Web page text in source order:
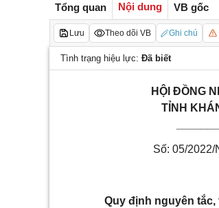
Tổng quan Nội dung VB gốc
Lưu Theo dõi VB Ghi chú
Tình trạng hiệu lực: Đã biết
HỘI ĐỒNG
TỈNH
Số: 05/
Quy định nguyên